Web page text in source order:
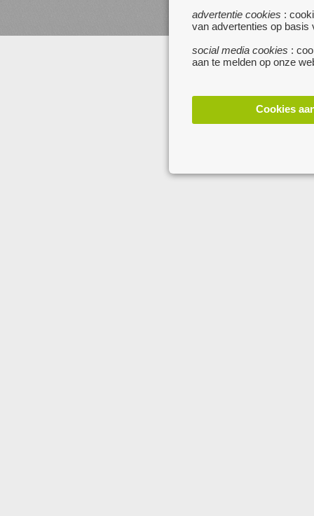
advertentie cookies :
van advertenties op basis
social media cookies :
aan te melden op onze
Cookies
www.startpagina.be